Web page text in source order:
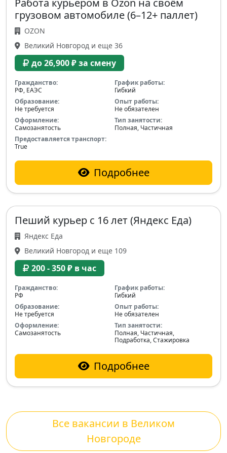
Работа курьером в Ozon на своём
грузовом автомобиле (6–12+ паллет)
OZON
Великий Новгород и еще 36
до 26,900 ₽ за смену
Гражданство:
РФ, ЕАЭС
График работы:
Гибкий
Образование:
Не требуется
Опыт работы:
Не обязателен
Оформление:
Самозанятость
Тип занятости:
Полная, Частичная
Предоставляется транспорт:
True
Подробнее
Пеший курьер с 16 лет (Яндекс Еда)
Яндекс Еда
Великий Новгород и еще 109
200 - 350 ₽ в час
Гражданство:
РФ
График работы:
Гибкий
Образование:
Не требуется
Опыт работы:
Не обязателен
Оформление:
Самозанятость
Тип занятости:
Полная, Частичная,
Подработка, Стажировка
Подробнее
Все вакансии в Великом
Новгороде